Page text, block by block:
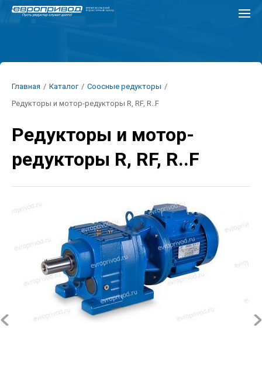
Перейти
Строка
навигации
Главная / Каталог / Соосные редукторы /
Редукторы и мотор-редукторы R, RF, R..F
Редукторы и мотор-
редукторы R, RF, R..F